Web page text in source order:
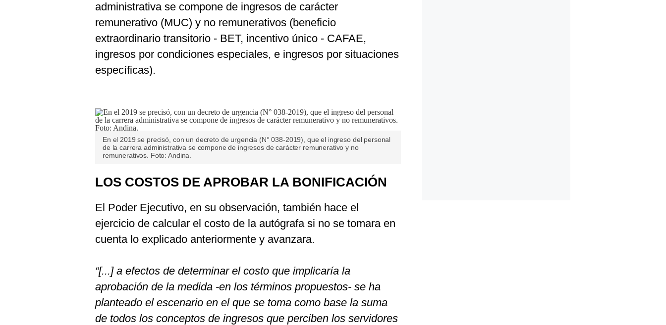
administrativa se compone de ingresos de carácter
remunerativo (MUC) y no remunerativos (beneficio
extraordinario transitorio - BET, incentivo único - CAFAE,
ingresos por condiciones especiales, e ingresos por situaciones
específicas).
En el 2019 se precisó, con un decreto de urgencia (N° 038-2019), que el ingreso del personal
de la carrera administrativa se compone de ingresos de carácter remunerativo y no
remunerativos. Foto: Andina.
LOS COSTOS DE APROBAR LA BONIFICACIÓN
El Poder Ejecutivo, en su observación, también hace el
ejercicio de calcular el costo de la autógrafa si no se tomara en
cuenta lo explicado anteriormente y avanzara.
“[...] a efectos de determinar el costo que implicaría la
aprobación de la medida -en los términos propuestos- se ha
planteado el escenario en el que se toma como base la suma
de todos los conceptos de ingresos que perciben los servidores